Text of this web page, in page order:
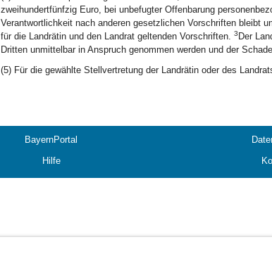
zweihundertfünfzig Euro, bei unbefugter Offenbarung
Verantwortlichkeit nach anderen gesetzlichen Vorschriften bleibt
für die Landrätin und den Landrat geltenden Vorschriften. 3 Der
Dritten unmittelbar in Anspruch genommen werden und der
(5) Für die gewählte Stellvertretung der Landrätin oder des
BayernPortal
Hilfe